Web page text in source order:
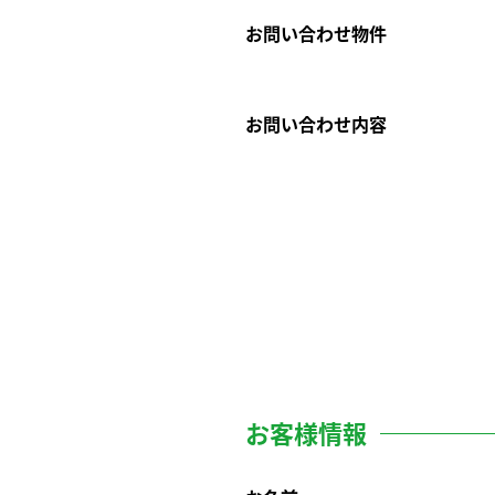
お問い合わせ物件
お問い合わせ内容
お客様情報